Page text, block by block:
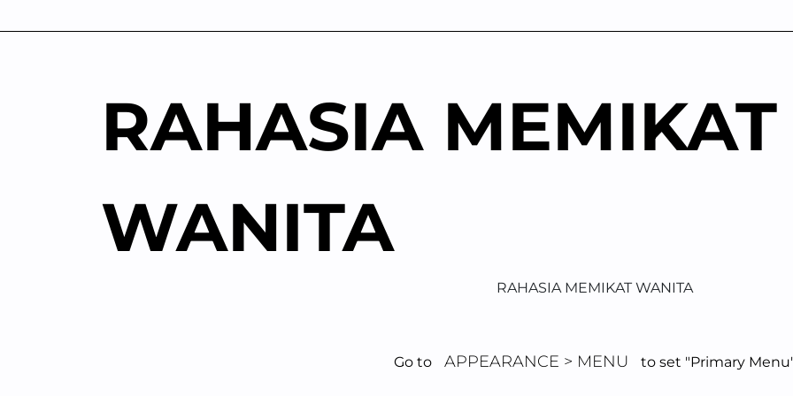
to
RAHASIA MEMIKAT
WANITA
RAHASIA MEMIKAT WANITA
Go to APPEARANCE > MENU to set "Primary